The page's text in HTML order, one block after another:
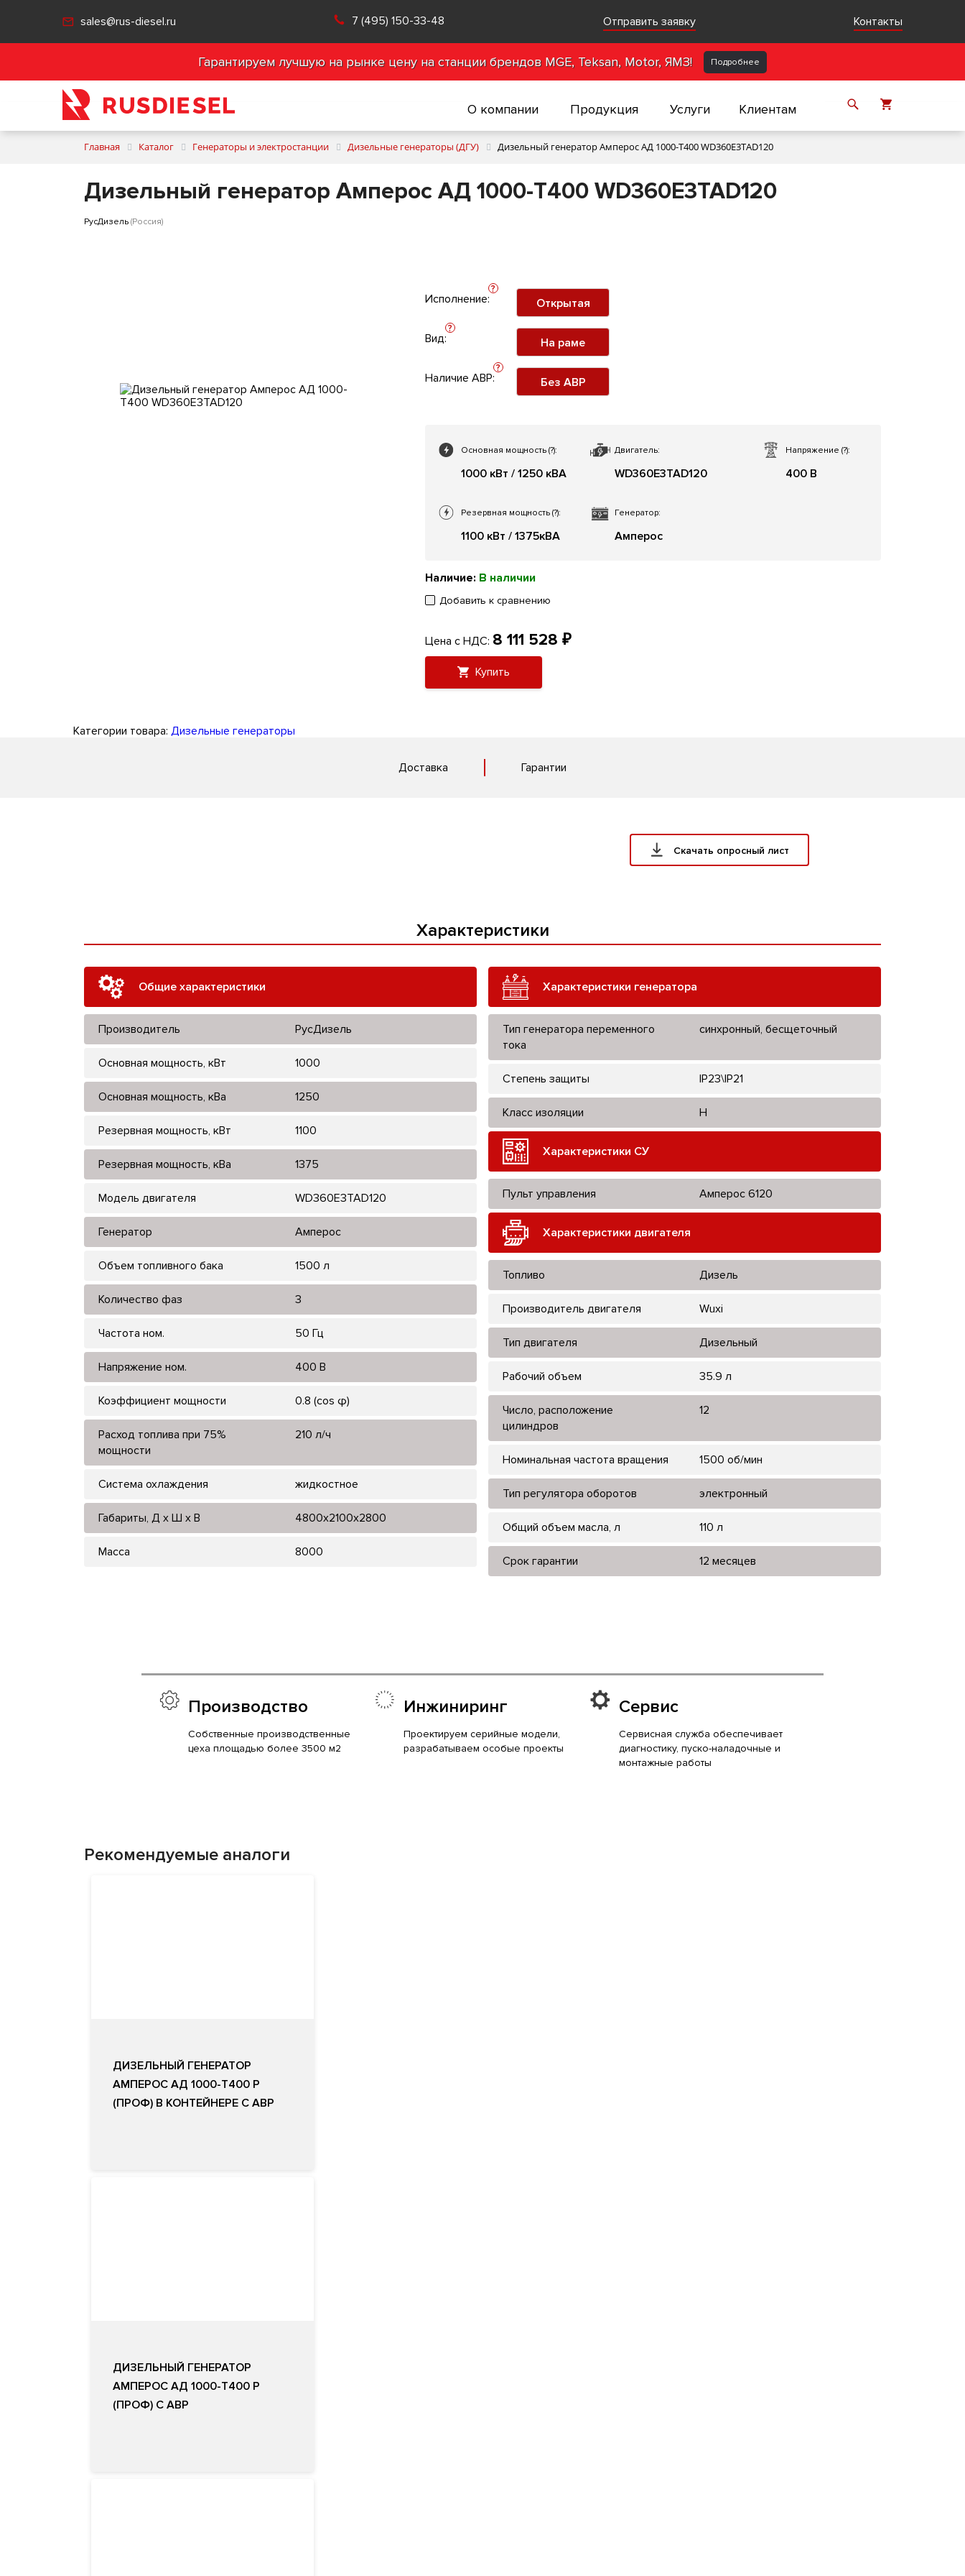
sales@rus-diesel.ru 7 (495) 150-33-48 Отправить заявку Контакты
Гарантируем лучшую на рынке цену на станции брендов MGE, Teksan, Motor, ЯМЗ! Подробнее
О компании Продукция Услуги Клиентам
Главная Каталог Генераторы и электростанции Дизельные генераторы (ДГУ) Дизельный генератор Амперос АД 1000-Т400 WD360E3TAD120
Дизельный генератор Амперос АД 1000-Т400 WD360E3TAD120
РусДизель (Россия)
Исполнение:
?
Открытая
Вид:
?
На раме
Наличие АВР:
?
Без АВР
Основная мощность (?):
1000 кВт / 1250 кВА
Двигатель:
WD360E3TAD120
Напряжение(?):
400 В
Резервная мощность (?):
1100 кВт / 1375кВА
Генератор:
Амперос
Наличие: В наличии
Добавить к сравнению
Цена с НДС: 8 111 528 ₽
Купить
Категории товара: Дизельные генераторы
Доставка Гарантии
Скачать опросный лист
Характеристики
Общие характеристики
Производитель РусДизель
Основная мощность, кВт 1000
Основная мощность, кВа 1250
Резервная мощность, кВт 1100
Резервная мощность, кВа 1375
Модель двигателя WD360E3TAD120
Генератор Амперос
Объем топливного бака 1500 л
Количество фаз 3
Частота ном. 50 Гц
Напряжение ном. 400 В
Коэффициент мощности 0.8 (cos φ)
Расход топлива при 75%
мощности
210 л/ч
Система охлаждения жидкостное
Габариты, Д x Ш x В 4800x2100x2800
Масса 8000
Характеристики генератора
Тип генератора переменного
тока
синхронный, бесщеточный
Степень защиты IP23\IP21
Класс изоляции H
Характеристики СУ
Пульт управления Амперос 6120
Характеристики двигателя
Топливо Дизель
Производитель двигателя Wuxi
Тип двигателя Дизельный
Рабочий объем 35.9 л
Число, расположение
цилиндров
12
Номинальная частота вращения 1500 об/мин
Тип регулятора оборотов электронный
Общий объем масла, л 110 л
Срок гарантии 12 месяцев
Производство
Собственные производственные
цеха площадью более 3500 м2
Инжиниринг
Проектируем серийные модели,
разрабатываем особые проекты
Сервис
Сервисная служба обеспечивает
диагностику, пуско-наладочные и
монтажные работы
Рекомендуемые аналоги
ДИЗЕЛЬНЫЙ ГЕНЕРАТОР
АМПЕРОС АД 1000-Т400 P
(ПРОФ) В КОНТЕЙНЕРЕ С АВР
ДИЗЕЛЬНЫЙ ГЕНЕРАТОР
АМПЕРОС АД 1000-Т400 P
(ПРОФ) С АВР